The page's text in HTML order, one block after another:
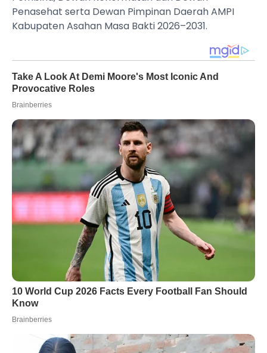
Penasehat serta Dewan Pimpinan Daerah AMPI
Kabupaten Asahan Masa Bakti 2026–2031.